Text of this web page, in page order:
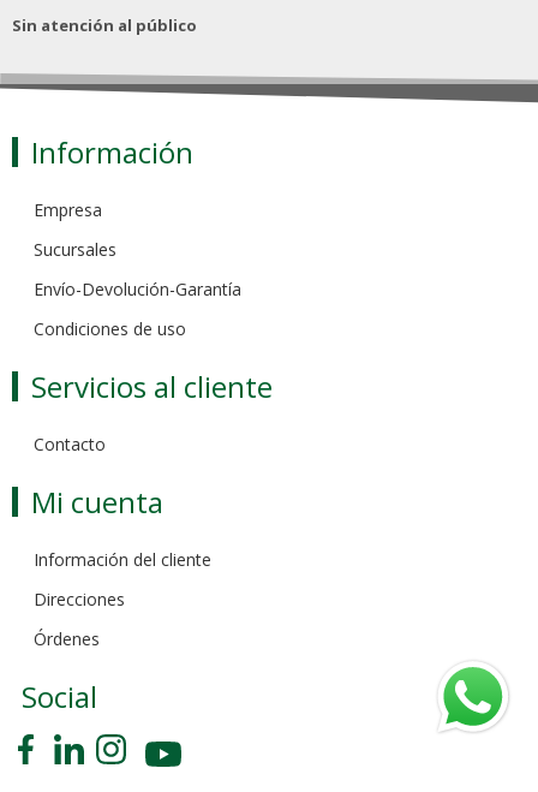
Sin atención al público
Información
Empresa
Sucursales
Envío-Devolución-Garantía
Condiciones de uso
Servicios al cliente
Contacto
Mi cuenta
Información del cliente
Direcciones
Órdenes
Social